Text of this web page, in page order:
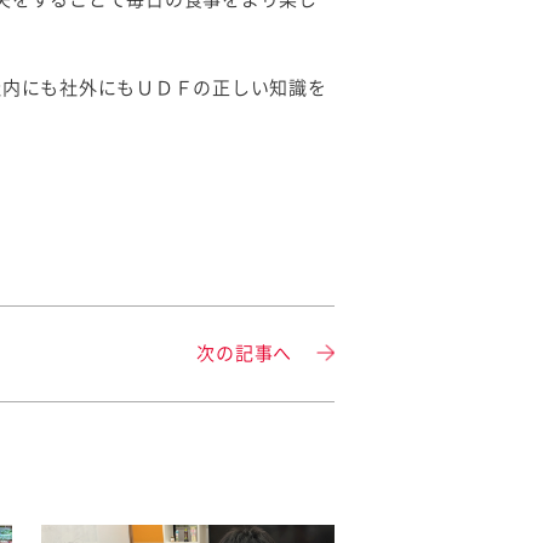
にも社外にもＵＤＦの正しい知識を
次の記事へ